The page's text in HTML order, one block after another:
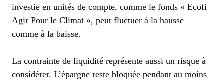
investie en unités de compte, comme le fonds « Ecofi
Agir Pour le Climat », peut fluctuer à la hausse
comme à la baisse.
La contrainte de liquidité représente aussi un risque à
considérer. L’épargne reste bloquée pendant au moins